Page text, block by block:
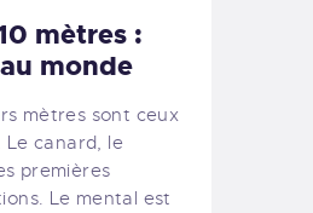
mètres :
monde
mètres sont ceux
Le canard, le
premières
Le mental est